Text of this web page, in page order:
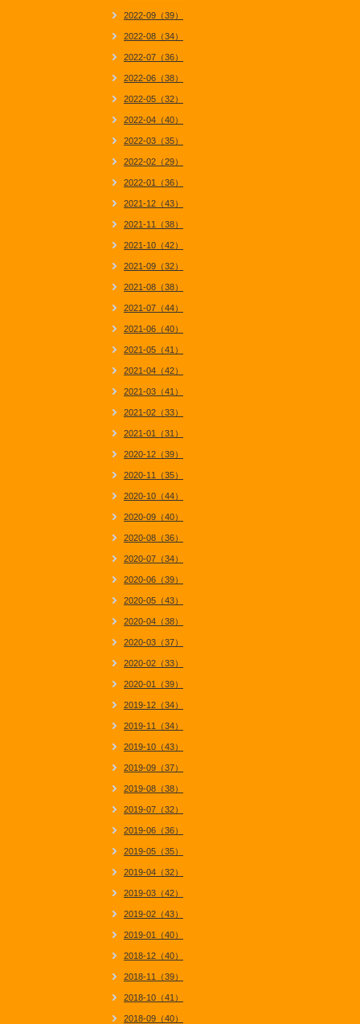
2022-09（39）
2022-08（34）
2022-07（36）
2022-06（38）
2022-05（32）
2022-04（40）
2022-03（35）
2022-02（29）
2022-01（36）
2021-12（43）
2021-11（38）
2021-10（42）
2021-09（32）
2021-08（38）
2021-07（44）
2021-06（40）
2021-05（41）
2021-04（42）
2021-03（41）
2021-02（33）
2021-01（31）
2020-12（39）
2020-11（35）
2020-10（44）
2020-09（40）
2020-08（36）
2020-07（34）
2020-06（39）
2020-05（43）
2020-04（38）
2020-03（37）
2020-02（33）
2020-01（39）
2019-12（34）
2019-11（34）
2019-10（43）
2019-09（37）
2019-08（38）
2019-07（32）
2019-06（36）
2019-05（35）
2019-04（32）
2019-03（42）
2019-02（43）
2019-01（40）
2018-12（40）
2018-11（39）
2018-10（41）
2018-09（40）